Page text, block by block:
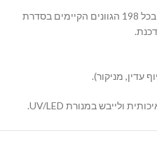
מותאם לשימוש מקצועי בכל 198 הגוונים הקיימים בסדרת
עדין, מניקור).
יש למרוח שכבה דקה ואחידה של לק ג'ל KOYO ולייבש במנורה. במידת